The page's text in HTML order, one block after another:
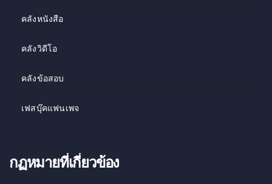
คลังหนังสือ
คลังวิดีโอ
คลังข้อสอบ
เฟสบุ๊คแฟนเพจ
กฏหมายที่เกี่ยวข้อง